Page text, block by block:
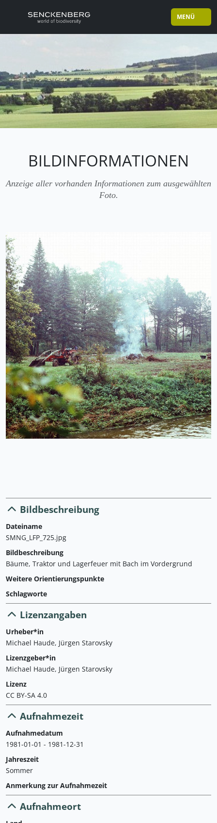
MENÜ
BILDINFORMATIONEN
Anzeige aller vorhanden Informationen zum ausgewählten
Foto.
Bildbeschreibung
Dateiname
SMNG_LFP_725.jpg
Bildbeschreibung
Bäume, Traktor und Lagerfeuer mit Bach im Vordergrund
Weitere Orientierungspunkte
Schlagworte
Lizenzangaben
Urheber*in
Michael Haude, Jürgen Starovsky
Lizenzgeber*in
Michael Haude, Jürgen Starovsky
Lizenz
CC BY-SA 4.0
Aufnahmezeit
Aufnahmedatum
1981-01-01 - 1981-12-31
Jahreszeit
Sommer
Anmerkung zur Aufnahmezeit
Aufnahmeort